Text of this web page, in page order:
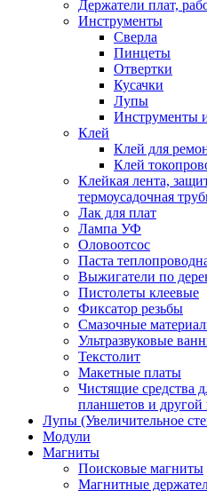
Держатели плат,
Инструменты
Сверла
Пинцеты
Отвертки
Кусачки
Лупы
Инструменты
Клей
Клей для
Клей
Клейкая лента,
термоусадочная
Лак для плат
Лампа УФ
Оловоотсос
Паста
Выжигатели по
Пистолеты клеевые
Фиксатор резьбы
Смазочные
Ультразвуковые
Текстолит
Макетные платы
Чистящие средства
планшетов и
Лупы (Увеличительное
Модули
Магниты
Поисковые магниты
Магнитные